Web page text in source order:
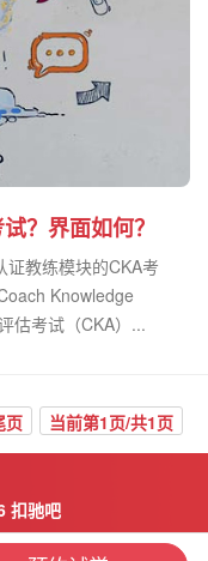
？界面如何？
教练模块的CKA考
Knowledge
估考试（CKA）...
页 当前第1页/共1页
扣驰吧
-4